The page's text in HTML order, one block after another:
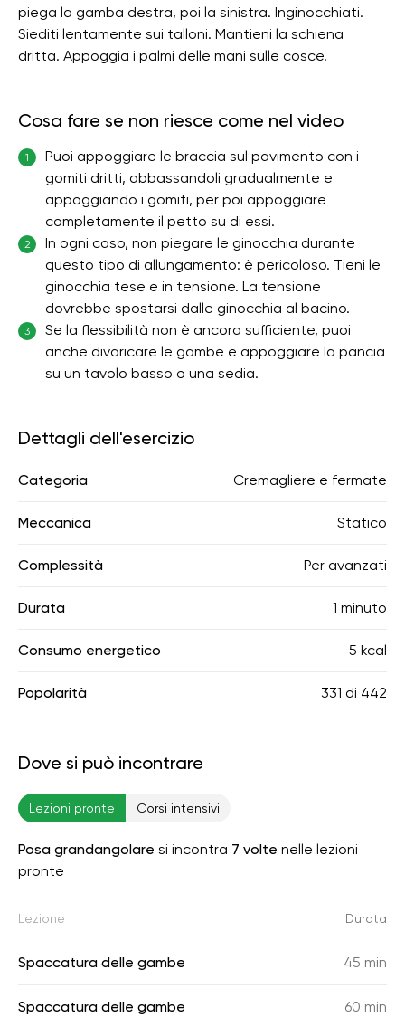
piega la gamba destra, poi la sinistra. Inginocchiati.
Siediti lentamente sui talloni. Mantieni la schiena
dritta. Appoggia i palmi delle mani sulle cosce.
Cosa fare se non riesce come nel video
1
Puoi appoggiare le braccia sul pavimento con i
gomiti dritti, abbassandoli gradualmente e
appoggiando i gomiti, per poi appoggiare
completamente il petto su di essi.
2
In ogni caso, non piegare le ginocchia durante
questo tipo di allungamento: è pericoloso. Tieni le
ginocchia tese e in tensione. La tensione
dovrebbe spostarsi dalle ginocchia al bacino.
3
Se la flessibilità non è ancora sufficiente, puoi
anche divaricare le gambe e appoggiare la pancia
su un tavolo basso o una sedia.
Dettagli dell'esercizio
Categoria Cremagliere e fermate
Meccanica Statico
Complessità Per avanzati
Durata 1 minuto
Consumo energetico 5 kcal
Popolarità 331 di 442
Dove si può incontrare
Lezioni pronte Corsi intensivi
Posa grandangolare si incontra 7 volte nelle lezioni
pronte
Lezione Durata
Spaccatura delle gambe 45 min
Spaccatura delle gambe 60 min